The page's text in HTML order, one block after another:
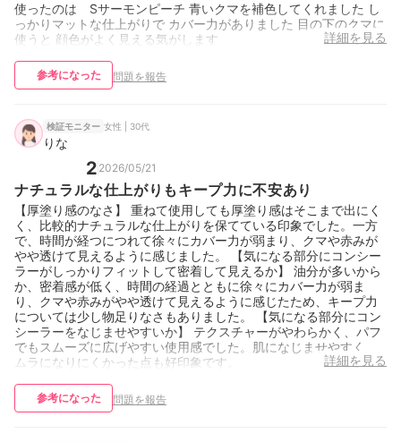
使ったのは Sサーモンピーチ 青いクマを補色してくれました し
っかりマットな仕上がりで カバー力がありました 目の下のクマに
使うと 顔色がよく見える気がします
詳細を見る
参考になった 問題を報告
検証モニター 女性 | 30代
りな
2 2026/05/21
ナチュラルな仕上がりもキープ力に不安あり
【厚塗り感のなさ】 重ねて使用しても厚塗り感はそこまで出にく
く、比較的ナチュラルな仕上がりを保てている印象でした。一方
で、時間が経つにつれて徐々にカバー力が弱まり、クマや赤みが
やや透けて見えるように感じました。 【気になる部分にコンシー
ラーがしっかりフィットして密着して見えるか】 油分が多いから
か、密着感が低く、時間の経過とともに徐々にカバー力が弱ま
り、クマや赤みがやや透けて見えるように感じたため、キープ力
については少し物足りなさもありました。 【気になる部分にコン
シーラーをなじませやすいか】 テクスチャーがやわらかく、パフ
でもスムーズに広げやすい使用感でした。肌になじませやすく、
ムラになりにくかった点も好印象です。
詳細を見る
参考になった 問題を報告